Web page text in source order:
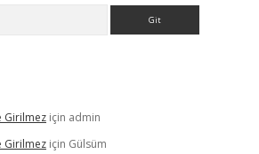
Girilmez için admin
Girilmez için Gülsüm